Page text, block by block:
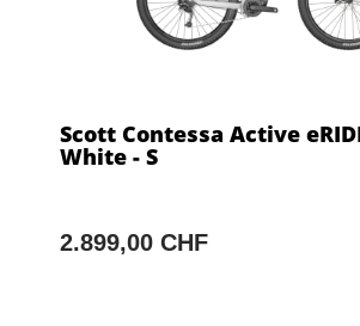
Scott Contessa Active
White - S
2.899,00 CHF